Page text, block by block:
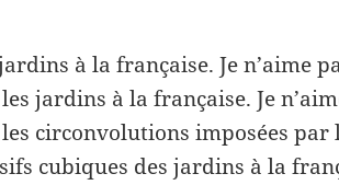
à la française. Je n’aime
jardins à la française. Je
circonvolutions imposées
cubiques des jardins à la